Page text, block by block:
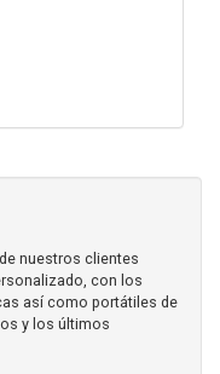
nuestros clientes
con los
así como portátiles de
y los últimos